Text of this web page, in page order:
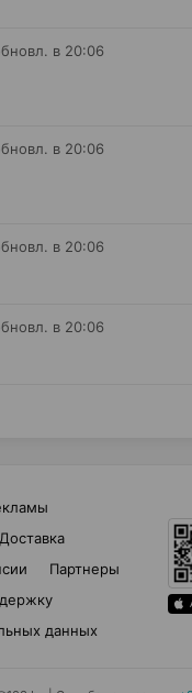
в 20:06
в 20:06
в 20:06
в 20:06
Доставка
Партнеры
данных